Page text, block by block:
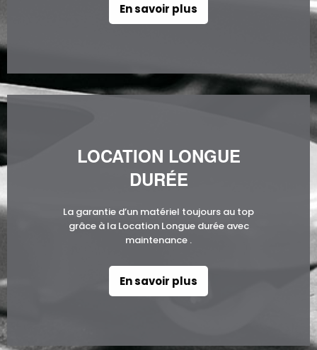
En savoir plus
LOCATION LONGUE
DURÉE
La garantie d’un matériel toujours au top
grâce à la Location Longue durée avec
maintenance .
En savoir plus